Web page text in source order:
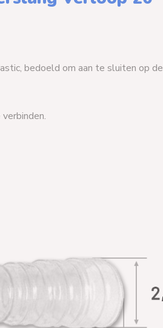
bedoeld om aan te sluiten op de